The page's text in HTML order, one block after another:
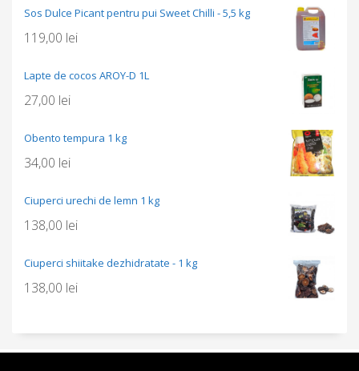
Sos Dulce Picant pentru pui Sweet Chilli - 5,5 kg
119,00 lei
Lapte de cocos AROY-D 1L
27,00 lei
Obento tempura 1 kg
34,00 lei
Ciuperci urechi de lemn 1 kg
138,00 lei
Ciuperci shiitake dezhidratate - 1 kg
138,00 lei